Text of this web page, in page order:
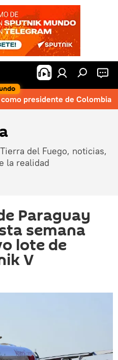
presidente de Colombia
del Fuego, noticias,
la realidad
Paraguay
semana
lote de
V